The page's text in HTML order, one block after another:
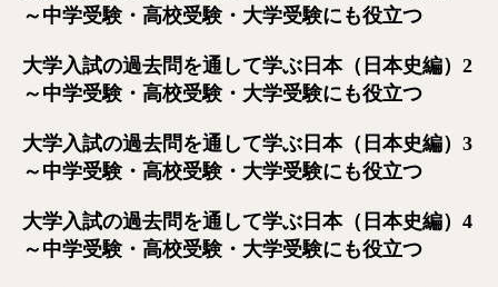
～中学受験・高校受験・大学受験にも役立つ
大学入試の過去問を通して学ぶ日本（日本史編）2
～中学受験・高校受験・大学受験にも役立つ
大学入試の過去問を通して学ぶ日本（日本史編）3
～中学受験・高校受験・大学受験にも役立つ
大学入試の過去問を通して学ぶ日本（日本史編）4
～中学受験・高校受験・大学受験にも役立つ